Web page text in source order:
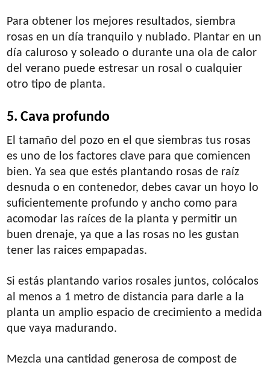
Para obtener los mejores resultados, siembra
rosas en un día tranquilo y nublado. Plantar en un
día caluroso y soleado o durante una ola de calor
del verano puede estresar un rosal o cualquier
otro tipo de planta.
5. Cava profundo
El tamaño del pozo en el que siembras tus rosas
es uno de los factores clave para que comiencen
bien. Ya sea que estés plantando rosas de raíz
desnuda o en contenedor, debes cavar un hoyo lo
suficientemente profundo y ancho como para
acomodar las raíces de la planta y permitir un
buen drenaje, ya que a las rosas no les gustan
tener las raices empapadas.
Si estás plantando varios rosales juntos, colócalos
al menos a 1 metro de distancia para darle a la
planta un amplio espacio de crecimiento a medida
que vaya madurando.
Mezcla una cantidad generosa de compost de